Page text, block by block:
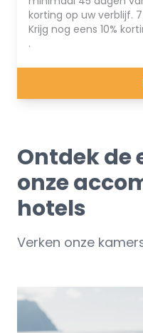
korting op uw verblijf.
Krijg nog eens 10%
zorgeloze tarief. U
aangenaam verblijf,
gemoedsrust hebben
.
Ontdek de
onze
hotels
Verken onze